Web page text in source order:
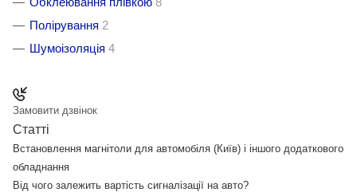
Полірування 2
Шумоізоляція 4
Замовити дзвінок
Статті
Встановлення магнітоли для автомобіля (Київ) і іншого додаткового
обладнання
Від чого залежить вартість сигналізації на авто?